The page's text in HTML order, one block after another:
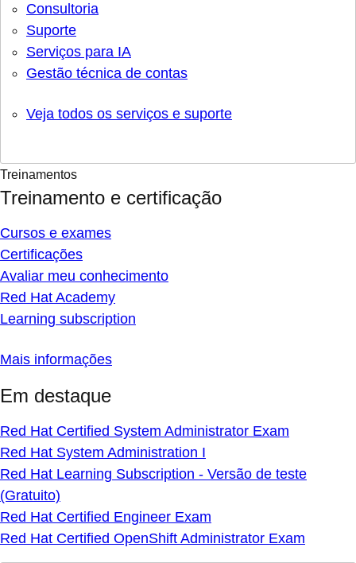
Consultoria
Suporte
Serviços para IA
Gestão técnica de contas
Veja todos os serviços e suporte
Treinamentos
Treinamento e certificação
Cursos e exames
Certificações
Avaliar meu conhecimento
Red Hat Academy
Learning subscription
Mais informações
Em destaque
Red Hat Certified System Administrator Exam
Red Hat System Administration I
Red Hat Learning Subscription - Versão de teste
(Gratuito)
Red Hat Certified Engineer Exam
Red Hat Certified OpenShift Administrator Exam